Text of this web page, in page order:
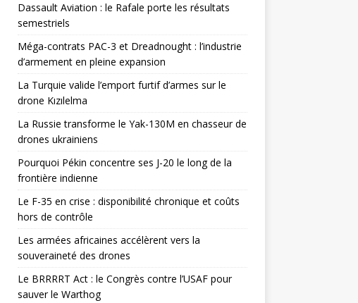
Dassault Aviation : le Rafale porte les résultats
semestriels
Méga-contrats PAC-3 et Dreadnought : l’industrie
d’armement en pleine expansion
La Turquie valide l’emport furtif d’armes sur le
drone Kızılelma
La Russie transforme le Yak-130M en chasseur de
drones ukrainiens
Pourquoi Pékin concentre ses J-20 le long de la
frontière indienne
Le F-35 en crise : disponibilité chronique et coûts
hors de contrôle
Les armées africaines accélèrent vers la
souveraineté des drones
Le BRRRRT Act : le Congrès contre l’USAF pour
sauver le Warthog